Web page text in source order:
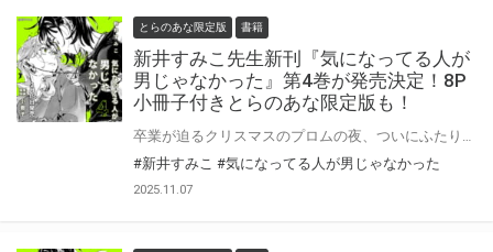
とらのあな限定版 書籍
新井すみこ先生新刊『気になってる人が
男じゃなかった』第4巻が発売決定！8P
小冊子付きとらのあな限定版も！
#新井すみこ #気になってる人が男じゃなかった
2025.11.07